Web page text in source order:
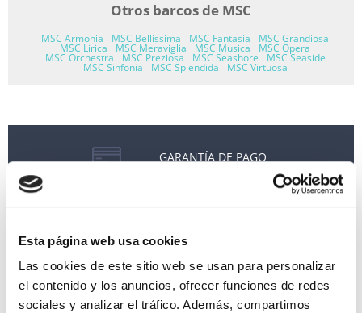
Esta página web usa cookies
Las cookies de este sitio web se usan para personalizar
el contenido y los anuncios, ofrecer funciones de redes
sociales y analizar el tráfico. Además, compartimos
Otros barcos de MSC
MSC Armonia MSC Bellissima MSC Fantasia MSC Grandiosa
MSC Lirica MSC Meraviglia MSC Musica MSC Opera
MSC Orchestra MSC Preziosa MSC Seashore MSC Seaside
MSC Sinfonia MSC Splendida MSC Virtuosa
GARANTÍA DE PAGO